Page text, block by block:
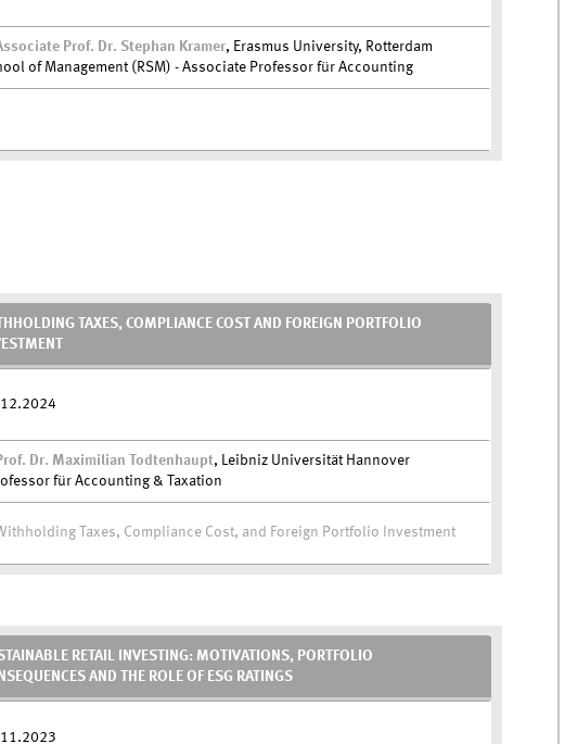
Prof. Dr. Stephan Kramer, Erasmus University, Rotterdam
of Management (RSM) - Associate Professor für Accounting
TAXES, COMPLIANCE COST AND FOREIGN PORTFOLIO
Dr. Maximilian Todtenhaupt, Leibniz Universität Hannover
für Accounting & Taxation
Taxes, Compliance Cost, and Foreign Portfolio Investment
RETAIL INVESTING: MOTIVATIONS, PORTFOLIO
AND THE ROLE OF ESG RATINGS